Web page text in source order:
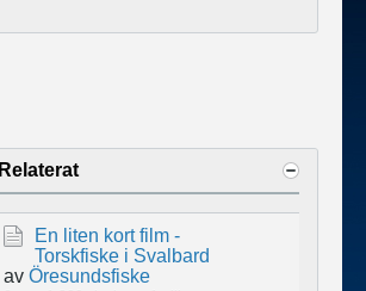
Relaterat
En liten kort film -
Torskfiske i Svalbard
av Öresundsfiske